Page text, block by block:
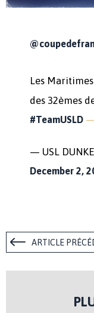
Les
des 32èmes
#TeamUSLD
— USL
December 2,
ARTICLE